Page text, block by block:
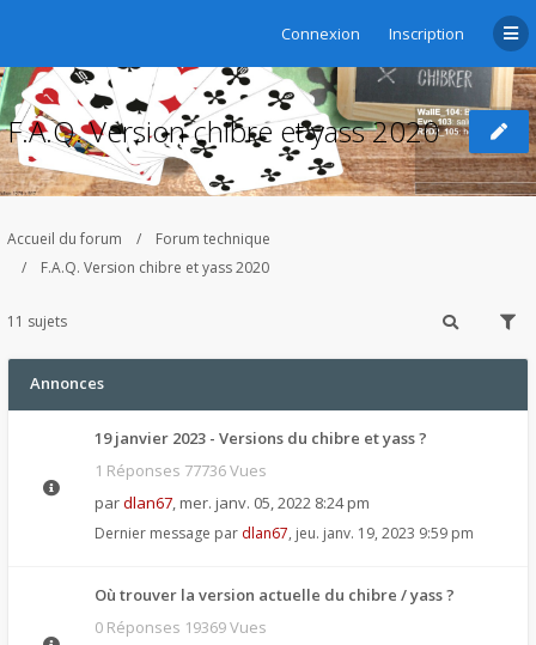
Connexion Inscription
F.A.Q. Version chibre et yass 2020
Accueil du forum
Forum technique
F.A.Q. Version chibre et yass 2020
11 sujets
Annonces
19 janvier 2023 - Versions du chibre et yass ?
1 Réponses 77736 Vues
pardlan67, mer. janv. 05, 2022 8:24 pm
Dernier message par dlan67, jeu. janv. 19, 2023 9:59 pm
Où trouver la version actuelle du chibre / yass ?
0 Réponses 19369 Vues